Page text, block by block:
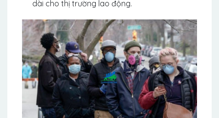
dài cho thị trường lao động.